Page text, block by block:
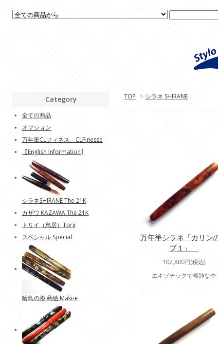
TOP > シラネ SHIRANE
万年筆シラネ「カリン
ブ１」
107,800円(税込)
エキゾチックで複雑な杢
Category
全ての商品
オプション
万年筆CLフィネス CLFinesse
【English Information】
シラネSHIRANE The 21K
カザワ KAZAWA The 21K
トリイ（鳥居）Torii
スペシャル Special
輪島の漆 蒔絵 Maki-e